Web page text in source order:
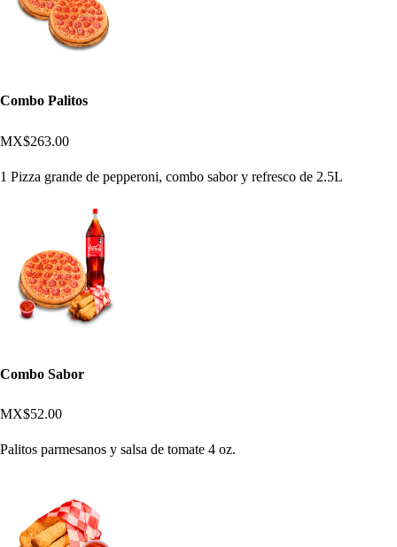
Combo Palitos
MX$263.00
1 Pizza grande de pepperoni, combo sabor y refresco de 2.5L
Combo Sabor
MX$52.00
Palitos parmesanos y salsa de tomate 4 oz.